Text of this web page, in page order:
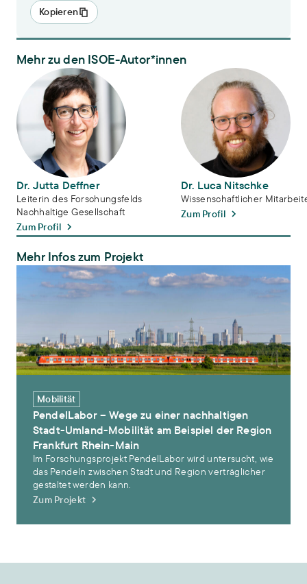
Kopieren
Mehr zu den ISOE-Autor*innen
Dr. Jutta Deffner
Dr. Jutta Deffner
Leiterin des Forschungsfelds
Nachhaltige Gesellschaft
Zum Profil
Dr. Luca Nitschke
Dr. Luca Nitschke
Wissenschaftlicher
Zum Profil
Mehr Infos zum Projekt
PendelLabor – Wege zu einer nachhaltigen Stadt-Umland-
Mobilität
PendelLabor – Wege zu einer nachhaltigen
Stadt-Umland-Mobilität am Beispiel der Region
Frankfurt Rhein-Main
Im Forschungsprojekt PendelLabor wird untersucht, wie
das Pendeln zwischen Stadt und Region verträglicher
gestaltet werden kann.
Zum Projekt